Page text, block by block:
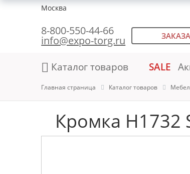
Москва
8-800-550-44-66
info@expo-torg.ru
Каталог товаров SALE
Главная страница Каталог товаров
Кромка H1732